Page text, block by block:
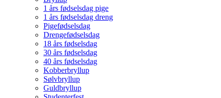
1 års fødselsdag pige
1 års fødselsdag dreng
Pigefødselsdag
Drengefødselsdag
18 års fødselsdag
30 års fødselsdag
40 års fødselsdag
Kobberbryllup
Sølvbryllup
Guldbryllup